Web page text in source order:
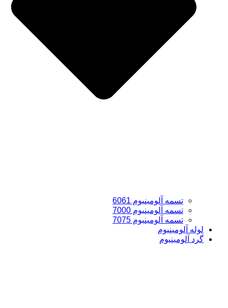
تسمه آلومینیوم 6061
تسمه آلومینیوم 7000
تسمه آلومینیوم 7075
لوله آلومینیوم
گرد آلومینیوم